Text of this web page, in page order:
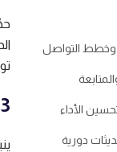
3. تحديد الميزات الأساسية